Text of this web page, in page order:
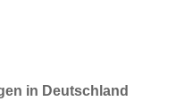
in Deutschland